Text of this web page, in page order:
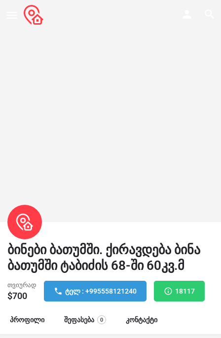
ბინები ბათუმში. ქირავდება ბინა
ბათუმში ტაბიძის 68-ში 60კვ.მ
თვიურად
$700 ტელ : +995558121240 18117
პროფილი შეფასება 0 კონტაქტი